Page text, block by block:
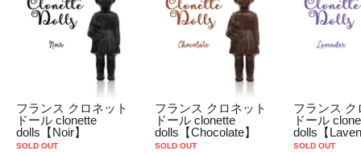
フランス クロネット
ドール clonette
dolls【Noir】
SOLD OUT
フランス クロネット
ドール clonette
dolls【Chocolate】
SOLD OUT
フランス ク
ドール
dolls【
SOLD OUT